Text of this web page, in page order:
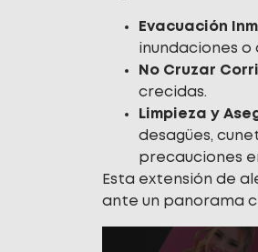
Evacuación
inundaciones o
No Cruzar
crecidas.
Limpieza y
desagües,
precauciones
Esta extensión de
ante un panorama